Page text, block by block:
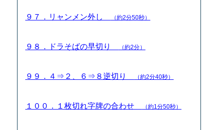
９７．リャンメン外し （約2分50秒）
９８．ドラそばの早切り （約2分）
９９．４⇒２、６⇒８逆切り （約2分40秒）
１００．１枚切れ字牌の合わせ （約1分50秒）